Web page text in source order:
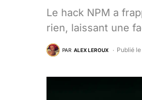
Le hack NPM a
rien, laissant une
PAR ALEX LEROUX Publié